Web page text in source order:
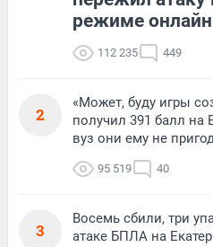
режиме онлайн
112 235 449
2
«Может, буду игры
получил 391 балл на
вуз они ему не
95 519 40
3
Восемь сбили, три
атаке БПЛА на